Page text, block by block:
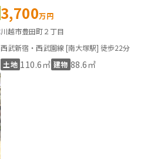
3,700万円
川越市豊田町２丁目
西武新宿・西武園線 [南大塚駅] 徒歩22分
土地 110.6㎡ 建物 88.6㎡